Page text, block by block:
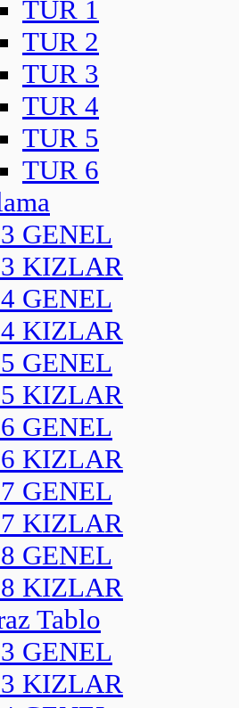
TUR 1
TUR 2
TUR 3
TUR 4
TUR 5
TUR 6
GENEL
KIZLAR
GENEL
KIZLAR
GENEL
KIZLAR
GENEL
KIZLAR
GENEL
KIZLAR
GENEL
KIZLAR
Tablo
GENEL
KIZLAR